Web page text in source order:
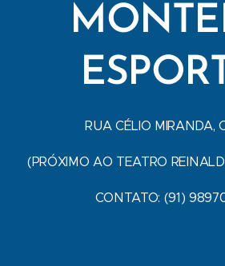
RUA CÉLIO MIRANDA,
(PRÓXIMO AO TEATRO
CONTATO: (91)